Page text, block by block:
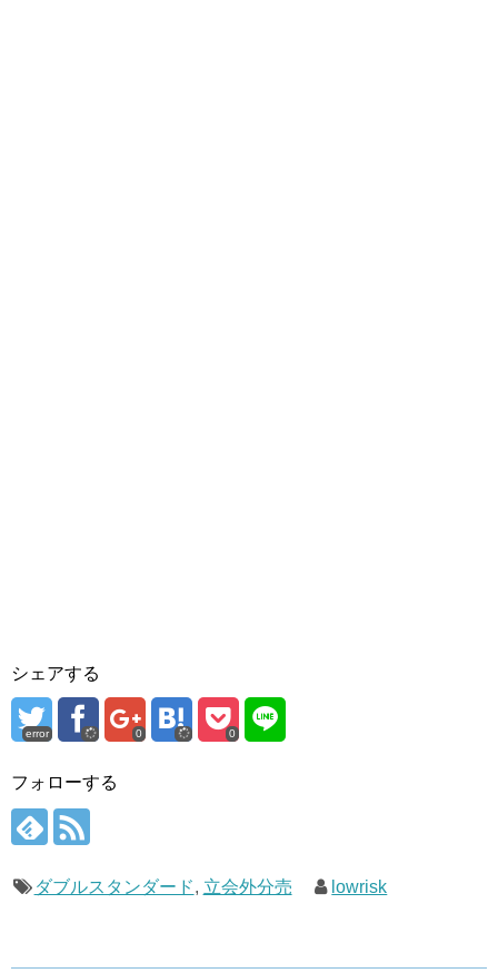
シェアする
error 0 0
フォローする
ダブルスタンダード, 立会外分売 lowrisk